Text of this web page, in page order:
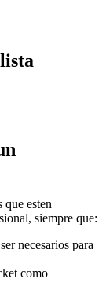
que esten
siempre que:
necesarios para
como